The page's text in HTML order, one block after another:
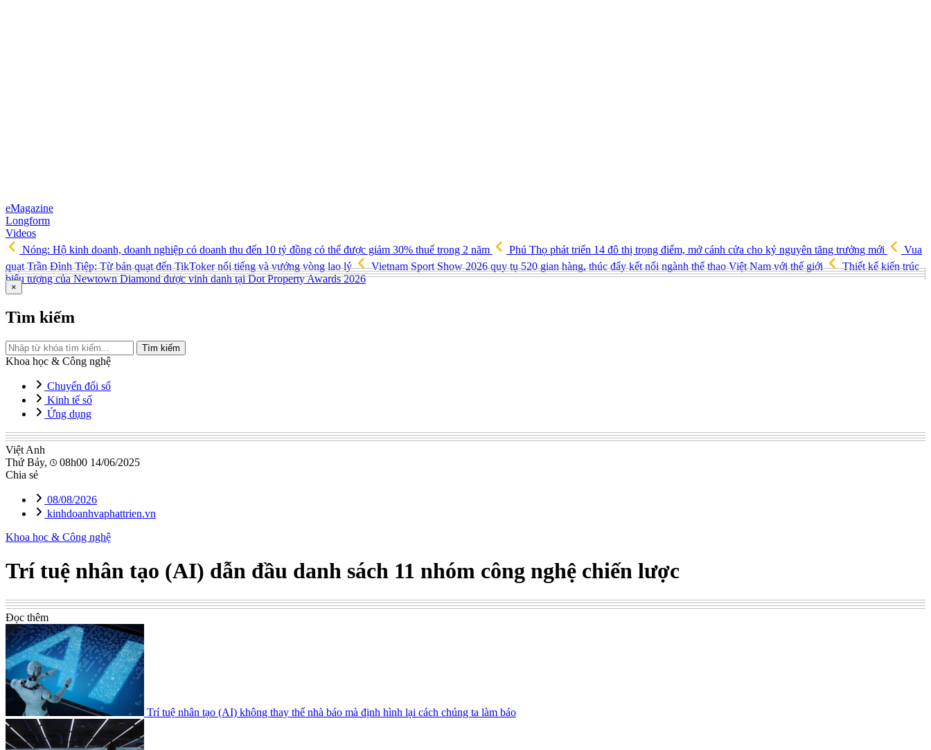
eMagazine
Longform
Videos
Nóng: Hộ kinh doanh, doanh nghiệp có doanh thu đến 10 tỷ đồng có thể được giảm 30% thuế trong 2 năm
Phú Thọ phát triển 14 đô thị trọng điểm, mở cánh cửa cho kỷ nguyên tăng trưởng mới
Vua
quạt Trần Đình Tiệp: Từ bán quạt đến TikToker nổi tiếng và vướng vòng lao lý
Vietnam Sport Show 2026 quy tụ 520 gian hàng, thúc đẩy kết nối ngành thể thao Việt Nam với thế giới
Thiết kế kiến trúc
biểu tượng của Newtown Diamond được vinh danh tại Dot Property Awards 2026
×
Tìm kiếm
Tìm kiếm
Khoa học & Công nghệ
Chuyển đổi số
Kinh tế số
Ứng dụng
Việt Anh
Thứ Bảy,
08h00 14/06/2025
Chia sẻ
08/08/2026
kinhdoanhvaphattrien.vn
Khoa học & Công nghệ
Trí tuệ nhân tạo (AI) dẫn đầu danh sách 11 nhóm công nghệ chiến lược
Đọc thêm
Trí tuệ nhân tạo (AI) không thay thế nhà báo mà định hình lại cách chúng ta làm báo